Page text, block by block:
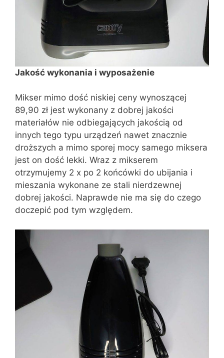
Jakość wykonania i wyposażenie
Mikser mimo dość niskiej ceny wynoszącej
89,90 zł jest wykonany z dobrej jakości
materiałów nie odbiegających jakością od
innych tego typu urządzeń nawet znacznie
droższych a mimo sporej mocy samego miksera
jest on dość lekki. Wraz z mikserem
otrzymujemy 2 x po 2 końcówki do ubijania i
mieszania wykonane ze stali nierdzewnej
dobrej jakości. Naprawde nie ma się do czego
doczepić pod tym względem.